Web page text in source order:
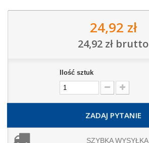
24,92 zł
24,92 zł brutto
Ilość sztuk
ZADAJ PYTANIE
SZYBKA WYSYŁKA